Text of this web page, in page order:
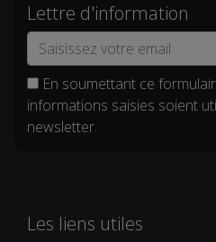
Lettre d'information
En soumettant ce
informations saisies soient
newsletter.
Les liens utiles